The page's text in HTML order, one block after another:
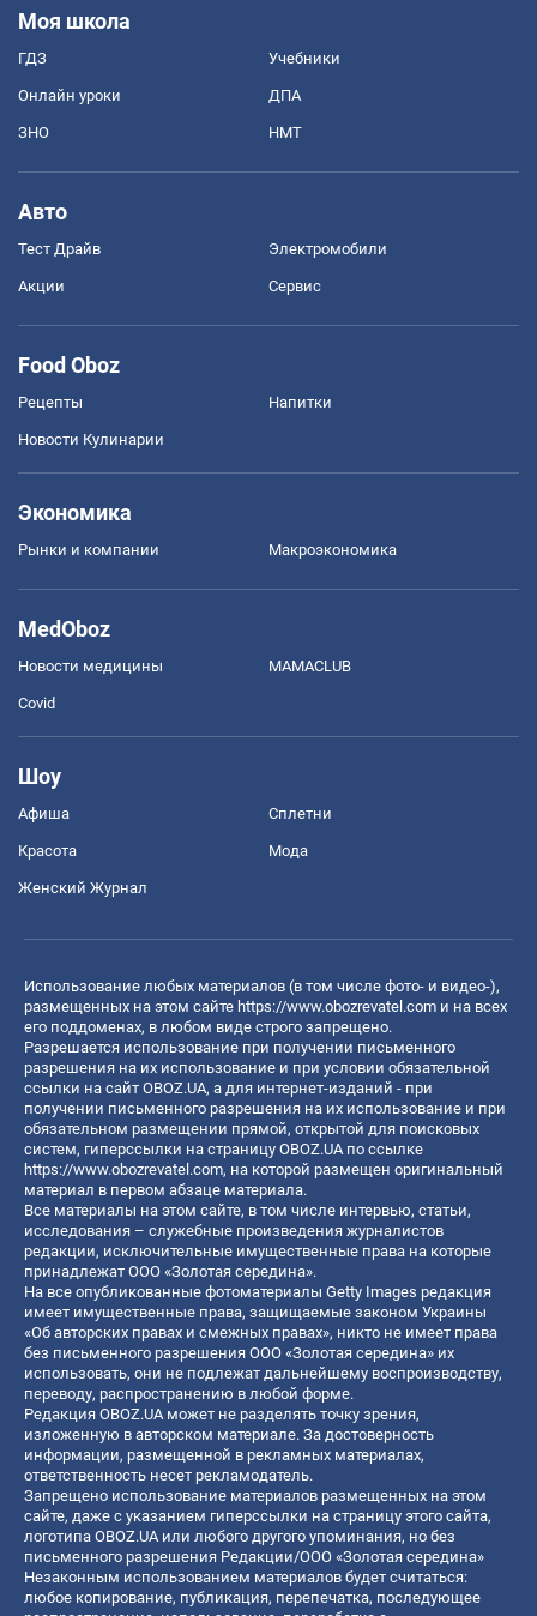
Моя школа
ГДЗ Учебники
Онлайн уроки ДПА
ЗНО НМТ
Авто
Тест Драйв Электромобили
Акции Сервис
Food Oboz
Рецепты Напитки
Новости Кулинарии
Экономика
Рынки и компании Mакроэкономика
MedOboz
Новости медицины MAMACLUB
Covid
Шоу
Афиша Сплетни
Красота Мода
Женский Журнал
Использование любых материалов (в том числе фото- и видео-),
размещенных на этом сайте https://www.obozrevatel.com и на всех
его поддоменах, в любом виде строго запрещено.
Разрешается использование при получении письменного
разрешения на их использование и при условии обязательной
ссылки на сайт OBOZ.UA, а для интернет-изданий - при
получении письменного разрешения на их использование и при
обязательном размещении прямой, открытой для поисковых
систем, гиперссылки на страницу OBOZ.UA по ссылке
https://www.obozrevatel.com, на которой размещен оригинальный
материал в первом абзаце материала.
Все материалы на этом сайте, в том числе интервью, статьи,
исследования – служебные произведения журналистов
редакции, исключительные имущественные права на которые
принадлежат ООО «Золотая середина».
На все опубликованные фотоматериалы Getty Images редакция
имеет имущественные права, защищаемые законом Украины
«Об авторских правах и смежных правах», никто не имеет права
без письменного разрешения ООО «Золотая середина» их
использовать, они не подлежат дальнейшему воспроизводству,
переводу, распространению в любой форме.
Редакция OBOZ.UA может не разделять точку зрения,
изложенную в авторском материале. За достоверность
информации, размещенной в рекламных материалах,
ответственность несет рекламодатель.
Запрещено использование материалов размещенных на этом
сайте, даже с указанием гиперссылки на страницу этого сайта,
логотипа OBOZ.UA или любого другого упоминания, но без
письменного разрешения Редакции/ООО «Золотая середина»
Незаконным использованием материалов будет считаться:
любое копирование, публикация, перепечатка, последующее